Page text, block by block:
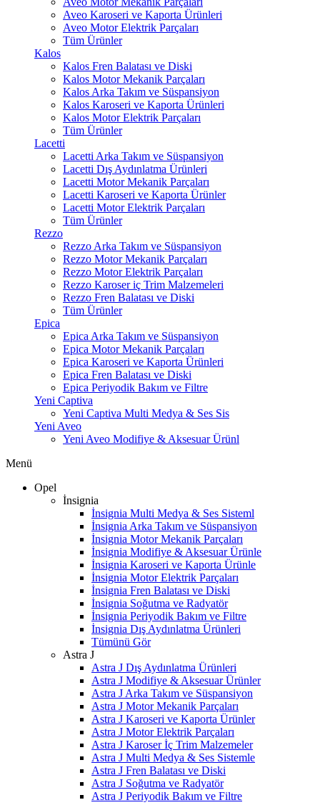
Aveo Karoseri ve Kaporta Ürünleri
Aveo Motor Elektrik Parçaları
Tüm Ürünler
Kalos
Kalos Fren Balatası ve Diski
Kalos Motor Mekanik Parçaları
Kalos Arka Takım ve Süspansiyon
Kalos Karoseri ve Kaporta Ürünleri
Kalos Motor Elektrik Parçaları
Tüm Ürünler
Lacetti
Lacetti Arka Takım ve Süspansiyon
Lacetti Dış Aydınlatma Ürünleri
Lacetti Motor Mekanik Parçaları
Lacetti Karoseri ve Kaporta Ürünler
Lacetti Motor Elektrik Parçaları
Tüm Ürünler
Rezzo
Rezzo Arka Takım ve Süspansiyon
Rezzo Motor Mekanik Parçaları
Rezzo Motor Elektrik Parçaları
Rezzo Karoser iç Trim Malzemeleri
Rezzo Fren Balatası ve Diski
Tüm Ürünler
Epica
Epica Arka Takım ve Süspansiyon
Epica Motor Mekanik Parçaları
Epica Karoseri ve Kaporta Ürünleri
Epica Fren Balatası ve Diski
Epica Periyodik Bakım ve Filtre
Yeni Captiva
Yeni Captiva Multi Medya & Ses Sis
Yeni Aveo
Yeni Aveo Modifiye & Aksesuar Ürünl
Menü
Opel
İnsignia
İnsignia Multi Medya & Ses Sisteml
İnsignia Arka Takım ve Süspansiyon
İnsignia Motor Mekanik Parçaları
İnsignia Modifiye & Aksesuar Ürünle
İnsignia Karoseri ve Kaporta Ürünle
İnsignia Motor Elektrik Parçaları
İnsignia Fren Balatası ve Diski
İnsignia Soğutma ve Radyatör
İnsignia Periyodik Bakım ve Filtre
İnsignia Dış Aydınlatma Ürünleri
Tümünü Gör
Astra J
Astra J Dış Aydınlatma Ürünleri
Astra J Modifiye & Aksesuar Ürünler
Astra J Arka Takım ve Süspansiyon
Astra J Motor Mekanik Parçaları
Astra J Karoseri ve Kaporta Ürünler
Astra J Motor Elektrik Parçaları
Astra J Karoser İç Trim Malzemeler
Astra J Multi Medya & Ses Sistemle
Astra J Fren Balatası ve Diski
Astra J Soğutma ve Radyatör
Astra J Periyodik Bakım ve Filtre